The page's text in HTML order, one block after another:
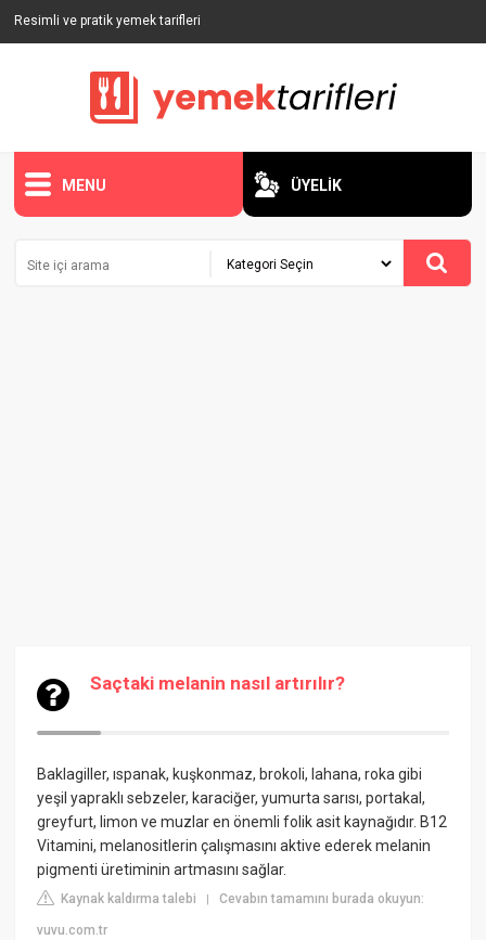
Resimli ve pratik yemek tarifleri
MENU ÜYELİK
Saçtaki melanin nasıl artırılır?
Baklagiller, ıspanak, kuşkonmaz, brokoli, lahana, roka gibi
yeşil yapraklı sebzeler, karaciğer, yumurta sarısı, portakal,
greyfurt, limon ve muzlar en önemli folik asit kaynağıdır. B12
Vitamini, melanositlerin çalışmasını aktive ederek melanin
pigmenti üretiminin artmasını sağlar.
Kaynak kaldırma talebi |Cevabın tamamını burada okuyun:
vuvu.com.tr